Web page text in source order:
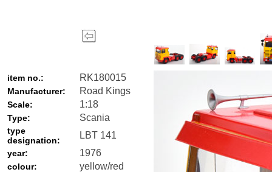
item no.: RK180015
Manufacturer: Road Kings
Scale: 1:18
Type: Scania
type
designation:
LBT 141
year: 1976
colour: yellow/red